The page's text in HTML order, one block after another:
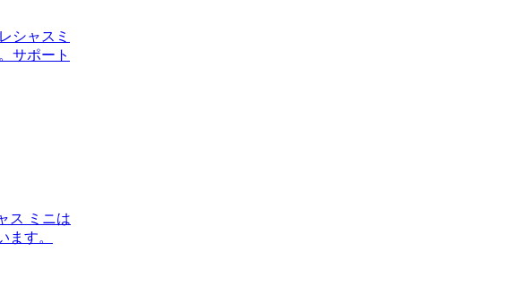
シャスミ
サポート
ス ミニは
ます。